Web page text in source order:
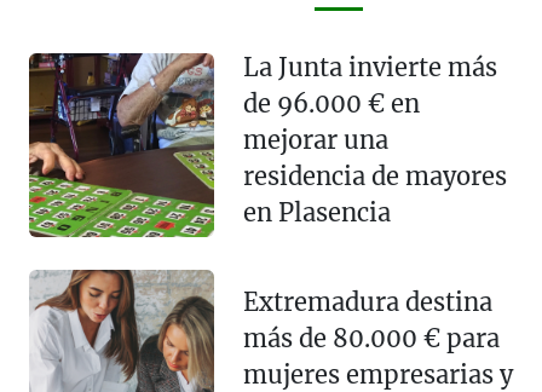
La Junta invierte más
de 96.000 € en
mejorar una
residencia de mayores
en Plasencia
Extremadura destina
más de 80.000 € para
mujeres empresarias y